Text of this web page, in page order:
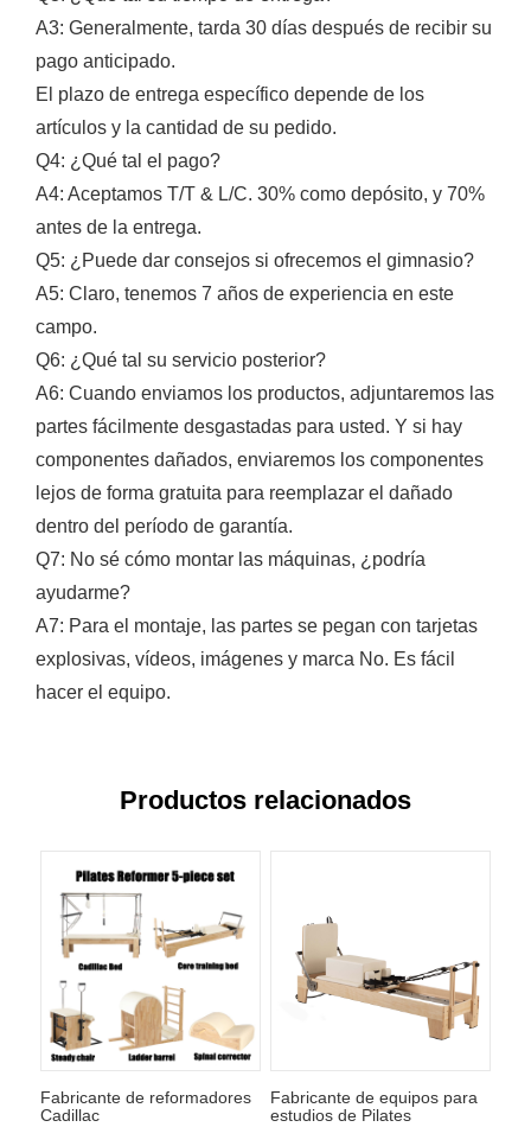
A3: Generalmente, tarda 30 días después de recibir su
pago anticipado.
El plazo de entrega específico depende de los
artículos y la cantidad de su pedido.
Q4: ¿Qué tal el pago?
A4: Aceptamos T/T & L/C. 30% como depósito, y 70%
antes de la entrega.
Q5: ¿Puede dar consejos si ofrecemos el gimnasio?
A5: Claro, tenemos 7 años de experiencia en este
campo.
Q6: ¿Qué tal su servicio posterior?
A6: Cuando enviamos los productos, adjuntaremos las
partes fácilmente desgastadas para usted. Y si hay
componentes dañados, enviaremos los componentes
lejos de forma gratuita para reemplazar el dañado
dentro del período de garantía.
Q7: No sé cómo montar las máquinas, ¿podría
ayudarme?
A7: Para el montaje, las partes se pegan con tarjetas
explosivas, vídeos, imágenes y marca No. Es fácil
hacer el equipo.
Productos relacionados
Fabricante de reformadores
Cadillac
Fabricante de equipos para
estudios de Pilates